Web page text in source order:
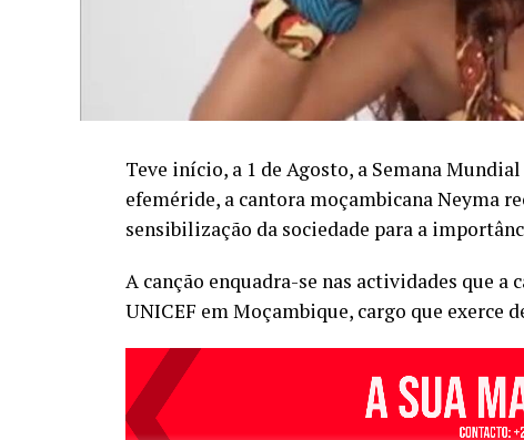
Teve início, a 1 de Agosto, a Semana
efeméride, a cantora moçambicana Neyma
sensibilização da sociedade para a
A canção enquadra-se nas actividades que
UNICEF em Moçambique, cargo que exerce